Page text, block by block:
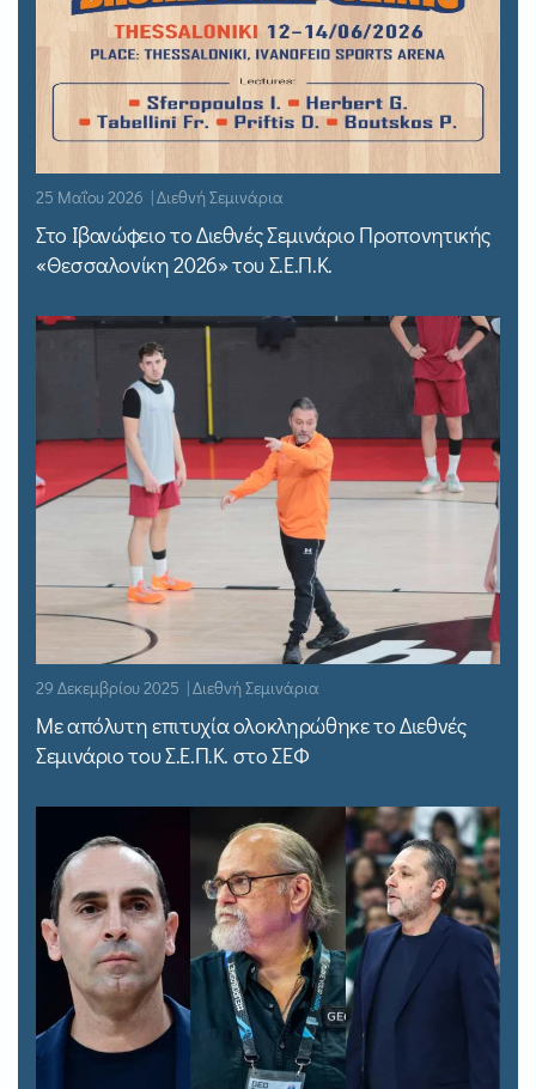
25 Μαΐου 2026 | Διεθνή Σεμινάρια
Στο Ιβανώφειο το Διεθνές Σεμινάριο Προπονητικής
«Θεσσαλονίκη 2026» του Σ.Ε.Π.Κ.
29 Δεκεμβρίου 2025 | Διεθνή Σεμινάρια
Με απόλυτη επιτυχία ολοκληρώθηκε το Διεθνές
Σεμινάριο του Σ.Ε.Π.Κ. στο ΣΕΦ